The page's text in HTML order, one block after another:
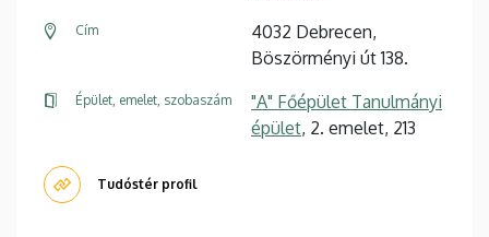
Cím
4032 Debrecen,
Böszörményi út 138.
Épület, emelet, szobaszám
"A" Főépület Tanulmányi
épület, 2. emelet, 213
Tudóstér profil